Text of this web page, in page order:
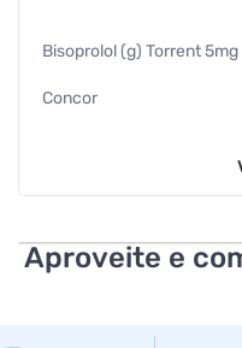
Bisoprolol (g) Torrent
Concor
5mg 30cpm
Aproveite e